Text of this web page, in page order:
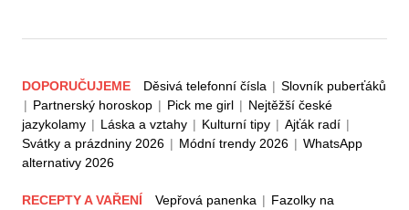
DOPORUČUJEME Děsivá telefonní čísla | Slovník puberťáků
| Partnerský horoskop | Pick me girl | Nejtěžší české
jazykolamy | Láska a vztahy | Kulturní tipy | Ajťák radí |
Svátky a prázdniny 2026 | Módní trendy 2026 | WhatsApp
alternativy 2026
RECEPTY A VAŘENÍ Vepřová panenka | Fazolky na